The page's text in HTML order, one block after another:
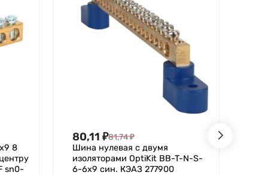
8
sn0-
80,11 ₽81,74₽
Шина нулевая с двумя
изоляторами OptiKit BB-T-N-S-
6-6х9 син. КЭАЗ 277900